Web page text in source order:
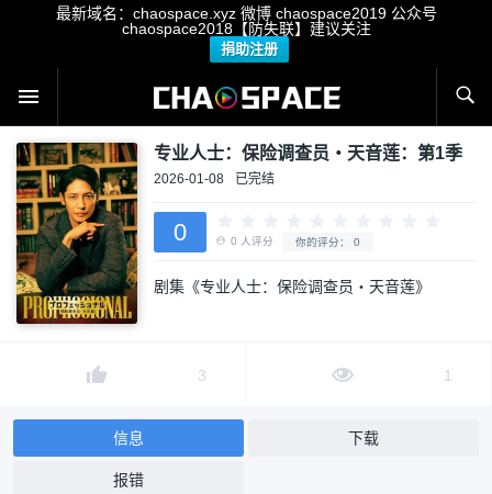
最新域名：chaospace.xyz 微博 chaospace2019 公众号
chaospace2018【防失联】建议关注
捐助注册
专业人士：保险调查员・天音莲：第1季
2026-01-08 已完结
0
剧集《专业人士：保险调查员・天音莲》
3 1
信息 下载
报错